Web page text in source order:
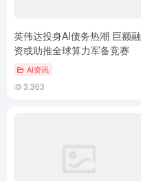
英伟达投身AI债务热潮 巨额融
资或助推全球算力军备竞赛
AI资讯
3,363